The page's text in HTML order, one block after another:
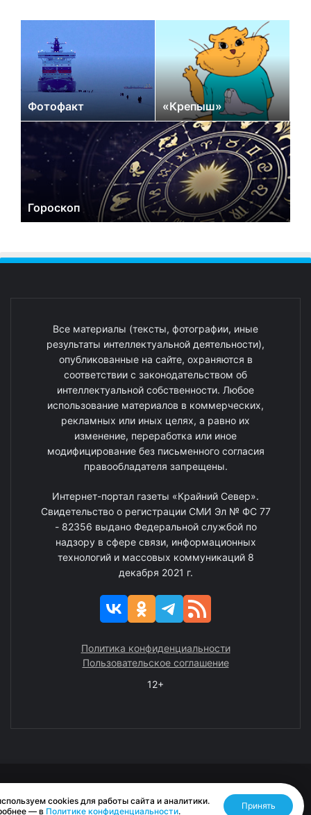
Фотофакт «Крепыш»
Гороскоп
Все материалы (тексты, фотографии, иные
результаты интеллектуальной деятельности),
опубликованные на сайте, охраняются в
соответствии с законодательством об
интеллектуальной собственности. Любое
использование материалов в коммерческих,
рекламных или иных целях, а равно их
изменение, переработка или иное
модифицирование без письменного согласия
правообладателя запрещены.
Интернет-портал газеты «Крайний Север».
Свидетельство о регистрации СМИ Эл № ФС 77
- 82356 выдано Федеральной службой по
надзору в сфере связи, информационных
технологий и массовых коммуникаций 8
декабря 2021 г.
Политика конфиденциальности
Пользовательское соглашение
12+
Разработано RASA
cookies для работы сайта и аналитики.
— в Политике конфиденциальности.
Принять